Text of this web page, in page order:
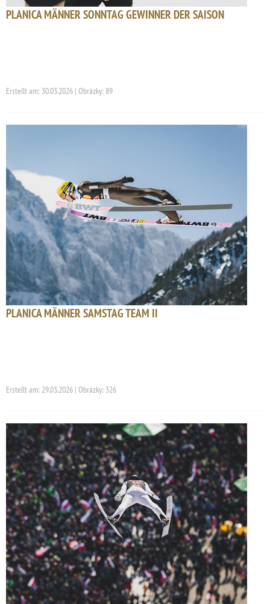
PLANICA MÄNNER SONNTAG GEWINNER DER SAISON
Erstellt am: 30.03.2026 | Obrázky: 89
PLANICA MÄNNER SAMSTAG TEAM II
Erstellt am: 29.03.2026 | Obrázky: 326